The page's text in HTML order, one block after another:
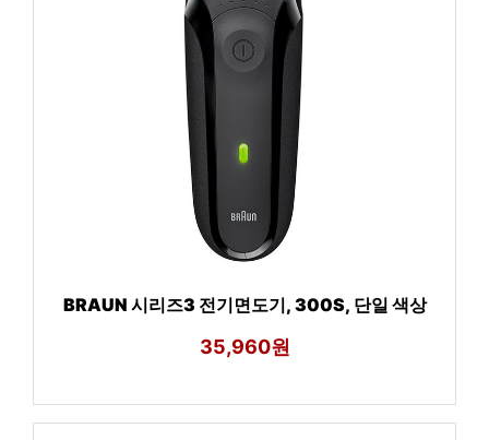
BRAUN 시리즈3 전기면도기, 300S, 단일 색상
35,960원